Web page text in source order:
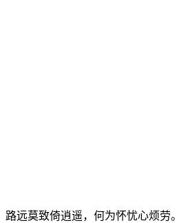
路远莫致倚逍遥，何为怀忧心烦劳。